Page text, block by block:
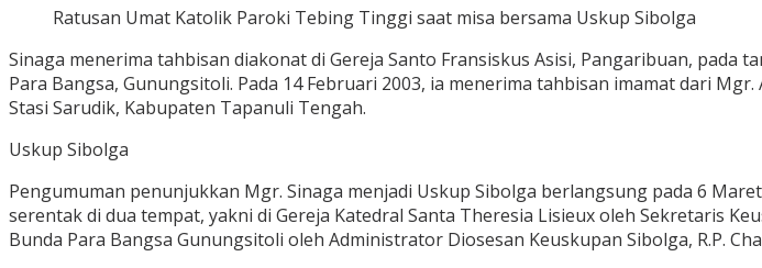
Ratusan Umat Katolik Paroki Tebing Tinggi saat misa bersama Uskup Sibolga
Sinaga menerima tahbisan diakonat di Gereja Santo Fransiskus Asisi, Pangaribuan, pada
Para Bangsa, Gunungsitoli. Pada 14 Februari 2003, ia menerima tahbisan imamat dari
Stasi Sarudik, Kabupaten Tapanuli Tengah.
Uskup Sibolga
Pengumuman penunjukkan Mgr. Sinaga menjadi Uskup Sibolga berlangsung pada 6
serentak di dua tempat, yakni di Gereja Katedral Santa Theresia Lisieux oleh Sekretaris
Bunda Para Bangsa Gunungsitoli oleh Administrator Diosesan Keuskupan Sibolga, R.P.